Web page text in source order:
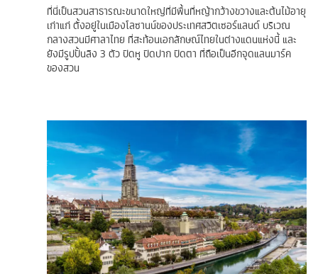
ที่นี่เป็นสวนสาธารณะขนาดใหญ่ที่มีพื้นที่หญ้ากว้างขวางและต้นไม้อายุ
เก่าแก่ ตั้งอยู่ในเมืองโลซานน์ของประเทศสวิตเซอร์แลนด์ บริเวณ
กลางสวนมีศาลาไทย ที่สะท้อนเอกลักษณ์ไทยในต่างแดนแห่งนี้ และ
ยังมีรูปปั้นลิง 3 ตัว ปิดหู ปิดปาก ปิดตา ที่ถือเป็นอีกจุดแลนมาร์ค
ของสวน